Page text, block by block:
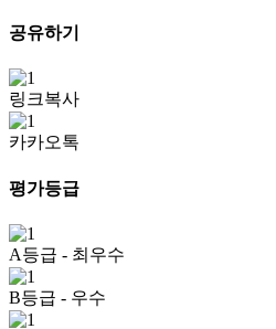
공유하기
링크복사
카카오톡
평가등급
A등급 - 최우수
B등급 - 우수